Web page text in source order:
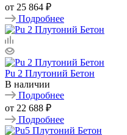
от 25 864 ₽
Подробнее
Pu 2 Плутоний Бетон
В наличии
Подробнее
от 22 688 ₽
Подробнее